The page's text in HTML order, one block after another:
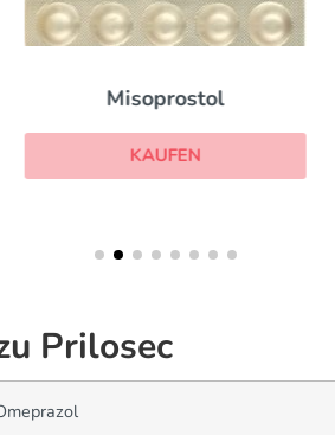
Misoprostol
KAUFEN
Prilosec